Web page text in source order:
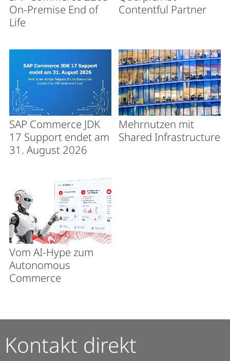
On-Premise End of
Life
Contentful Partner
SAP Commerce JDK
17 Support endet am
31. August 2026
Mehrnutzen mit
Shared Infrastructure
Vom AI-Hype zum
Autonomous
Commerce
Kontakt direkt